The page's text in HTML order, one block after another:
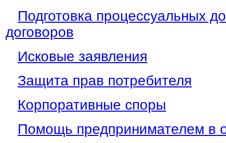
Подготовка процессуальных
договоров
Исковые заявления
Защита прав потребителя
Корпоративные споры
Помощь предпринимателем в